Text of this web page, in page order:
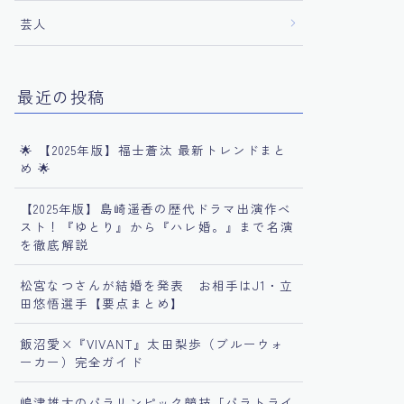
芸人
最近の投稿
🌟 【2025年版】福士蒼汰 最新トレンドまと
め 🌟
【2025年版】島崎遥香の歴代ドラマ出演作ベ
スト！『ゆとり』から『ハレ婚。』まで名演
を徹底解説
松宮なつさんが結婚を発表 お相手はJ1・立
田悠悟選手【要点まとめ】
飯沼愛×『VIVANT』太田梨歩（ブルーウォ
ーカー）完全ガイド